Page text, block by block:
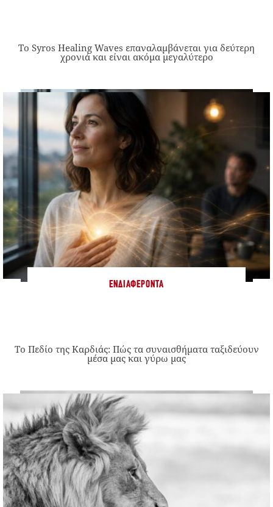
Το Syros Healing Waves επαναλαμβάνεται για δεύτερη
χρονιά και είναι ακόμα μεγαλύτερο
ΕΝΔΙΑΦΈΡΟΝΤΑ
Το Πεδίο της Καρδιάς: Πώς τα συναισθήματα ταξιδεύουν
μέσα μας και γύρω μας